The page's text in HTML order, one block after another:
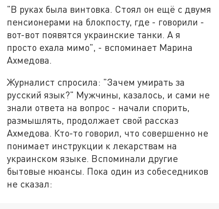
"В руках была винтовка. Стоял он ещё с двумя
пенсионерами на блокпосту, где - говорили -
вот-вот появятся украинские танки. А я
просто ехала мимо", - вспоминает Марина
Ахмедова.
Журналист спросила: "Зачем умирать за
русский язык?" Мужчины, казалось, и сами не
знали ответа на вопрос - начали спорить,
размышлять, продолжает свой рассказ
Ахмедова. Кто-то говорил, что совершенно не
понимает инструкции к лекарствам на
украинском языке. Вспоминали другие
бытовые нюансы. Пока один из собеседников
не сказал: